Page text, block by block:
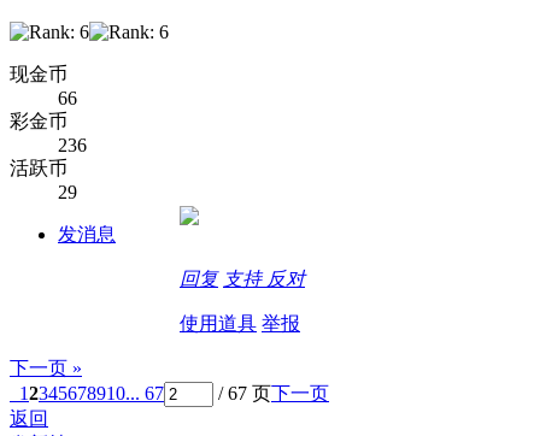
现金币
66
彩金币
236
活跃币
29
发消息
回复 支持 反对
使用道具 举报
下一页 »
12345678910... 67 / 67 页下一页
返回